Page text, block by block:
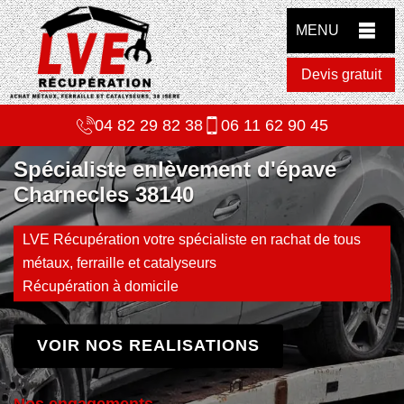
MENU
Devis gratuit
04 82 29 82 38 06 11 62 90 45
Spécialiste enlèvement d'épave
Charnecles 38140
LVE Récupération votre spécialiste en rachat de tous
métaux, ferraille et catalyseurs
Récupération à domicile
VOIR NOS REALISATIONS